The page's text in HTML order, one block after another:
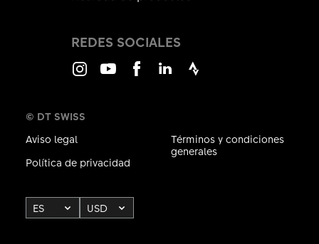
REDES SOCIALES
© DT SWISS
Aviso legal
Política de privacidad
Términos y condiciones
generales
ES USD